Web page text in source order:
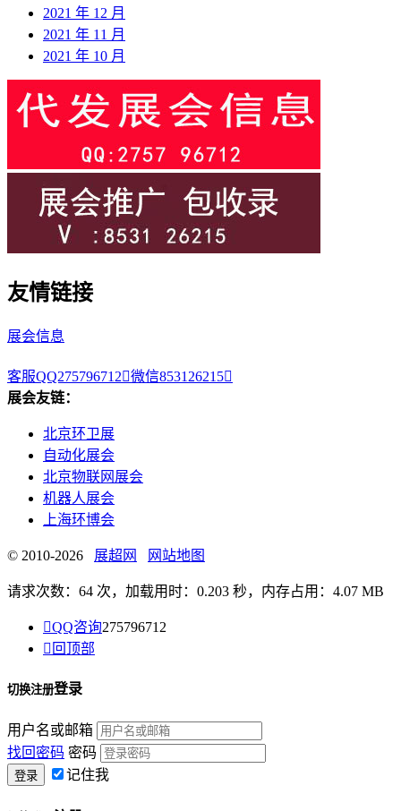
2021 年 12 月
2021 年 11 月
2021 年 10 月
友情链接
展会信息
客服QQ275796712微信853126215
展会友链：
北京环卫展
自动化展会
北京物联网展会
机器人展会
上海环博会
© 2010-2026 展超网 网站地图
请求次数：64 次，加载用时：0.203 秒，内存占用：4.07 MB
QQ咨询275796712
 回顶部
切换注册登录
用户名或邮箱
找回密码 密码
记住我